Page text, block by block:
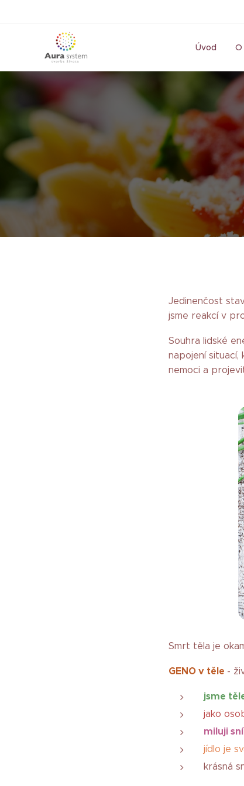
Úvod O
Jedinenčost
jsme reakcí v
Souhra lidské
napojení
nemoci a
Smrt těla je
GENO v těle -
jsme
jako
miluji
jídlo je
krásná